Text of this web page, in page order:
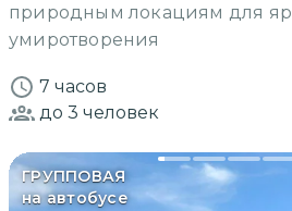
природным локациям для
умиротворения
7 часов
до 3 человек
ГРУППОВАЯ
на автобусе